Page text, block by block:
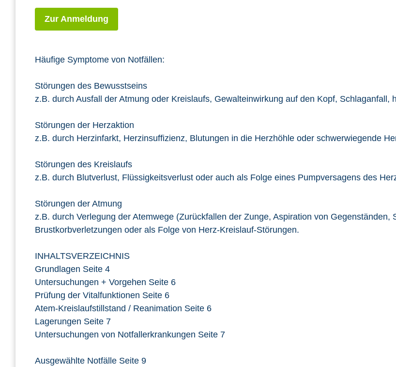
Zur Anmeldung
Häufige Symptome von Notfällen:
Störungen des Bewusstseins
z.B. durch Ausfall der Atmung oder Kreislaufs, Gewalteinwirkung auf den Kopf, Schlaganfall,
Störungen der Herzaktion
z.B. durch Herzinfarkt, Herzinsuffizienz, Blutungen in die Herzhöhle oder schwerwiegende
Störungen des Kreislaufs
z.B. durch Blutverlust, Flüssigkeitsverlust oder auch als Folge eines Pumpversagens des
Störungen der Atmung
z.B. durch Verlegung der Atemwege (Zurückfallen der Zunge, Aspiration von Gegenständen,
Brustkorbverletzungen oder als Folge von Herz-Kreislauf-Störungen.
INHALTSVERZEICHNIS
Grundlagen Seite 4
Untersuchungen + Vorgehen Seite 6
Prüfung der Vitalfunktionen Seite 6
Atem-Kreislaufstillstand / Reanimation Seite 6
Lagerungen Seite 7
Untersuchungen von Notfallerkrankungen Seite 7
Ausgewählte Notfälle Seite 9